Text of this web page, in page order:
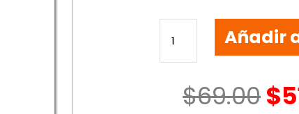
CABLE
USB
P/IMPRESORA
Añadir
$69.00$